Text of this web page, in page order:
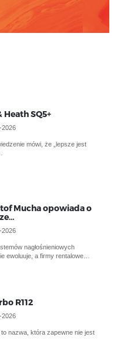
Heath SQ5+
2026
mówi, że „lepsze jest
Mucha opowiada o
2026
nagłośnieniowych
ewoluuje, a firmy rentalowe…
R112
2026
to nazwa, która zapewne nie jest